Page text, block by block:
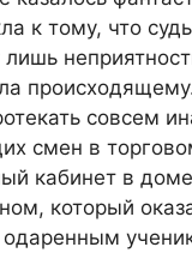
к тому, что
лишь
совсем
смен в
кабинет в
который
одаренным